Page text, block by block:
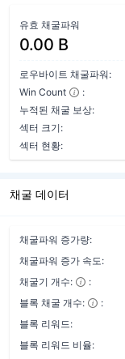
유효 채굴파워
0.00 B
로우바이트 채굴파워:
Win Count
:
누적된 채굴 보상:
섹터 크기:
섹터 현황:
채굴 데이터
채굴파워 증가량:
채굴파워 증가 속도:
채굴기 개수:
:
블록 채굴 개수:
:
블록 리워드:
블록 리워드 비율: